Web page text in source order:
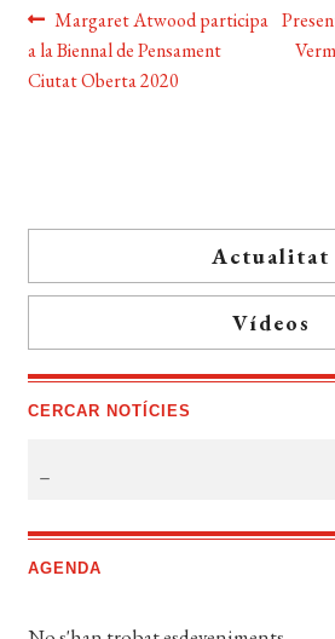
Navegació
d'entrades
Entrada
anterior:
Margaret Atwood participa
a la Biennal de Pensament
Ciutat Oberta 2020
Actualitat
Vídeos
CERCAR NOTÍCIES
AGENDA